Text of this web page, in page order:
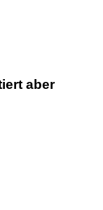
aber